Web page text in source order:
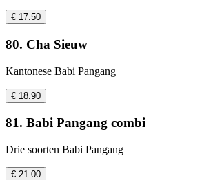
€ 17.50
80. Cha Sieuw
Kantonese Babi Pangang
€ 18.90
81. Babi Pangang combi
Drie soorten Babi Pangang
€ 21.00